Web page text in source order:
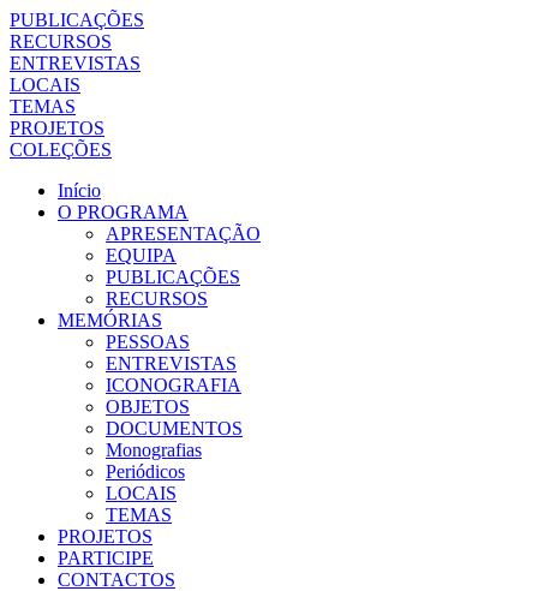
PUBLICAÇÕES
RECURSOS
ENTREVISTAS
LOCAIS
TEMAS
PROJETOS
COLEÇÕES
Início
O PROGRAMA
APRESENTAÇÃO
EQUIPA
PUBLICAÇÕES
RECURSOS
MEMÓRIAS
PESSOAS
ENTREVISTAS
ICONOGRAFIA
OBJETOS
DOCUMENTOS
Monografias
Periódicos
LOCAIS
TEMAS
PROJETOS
PARTICIPE
CONTACTOS